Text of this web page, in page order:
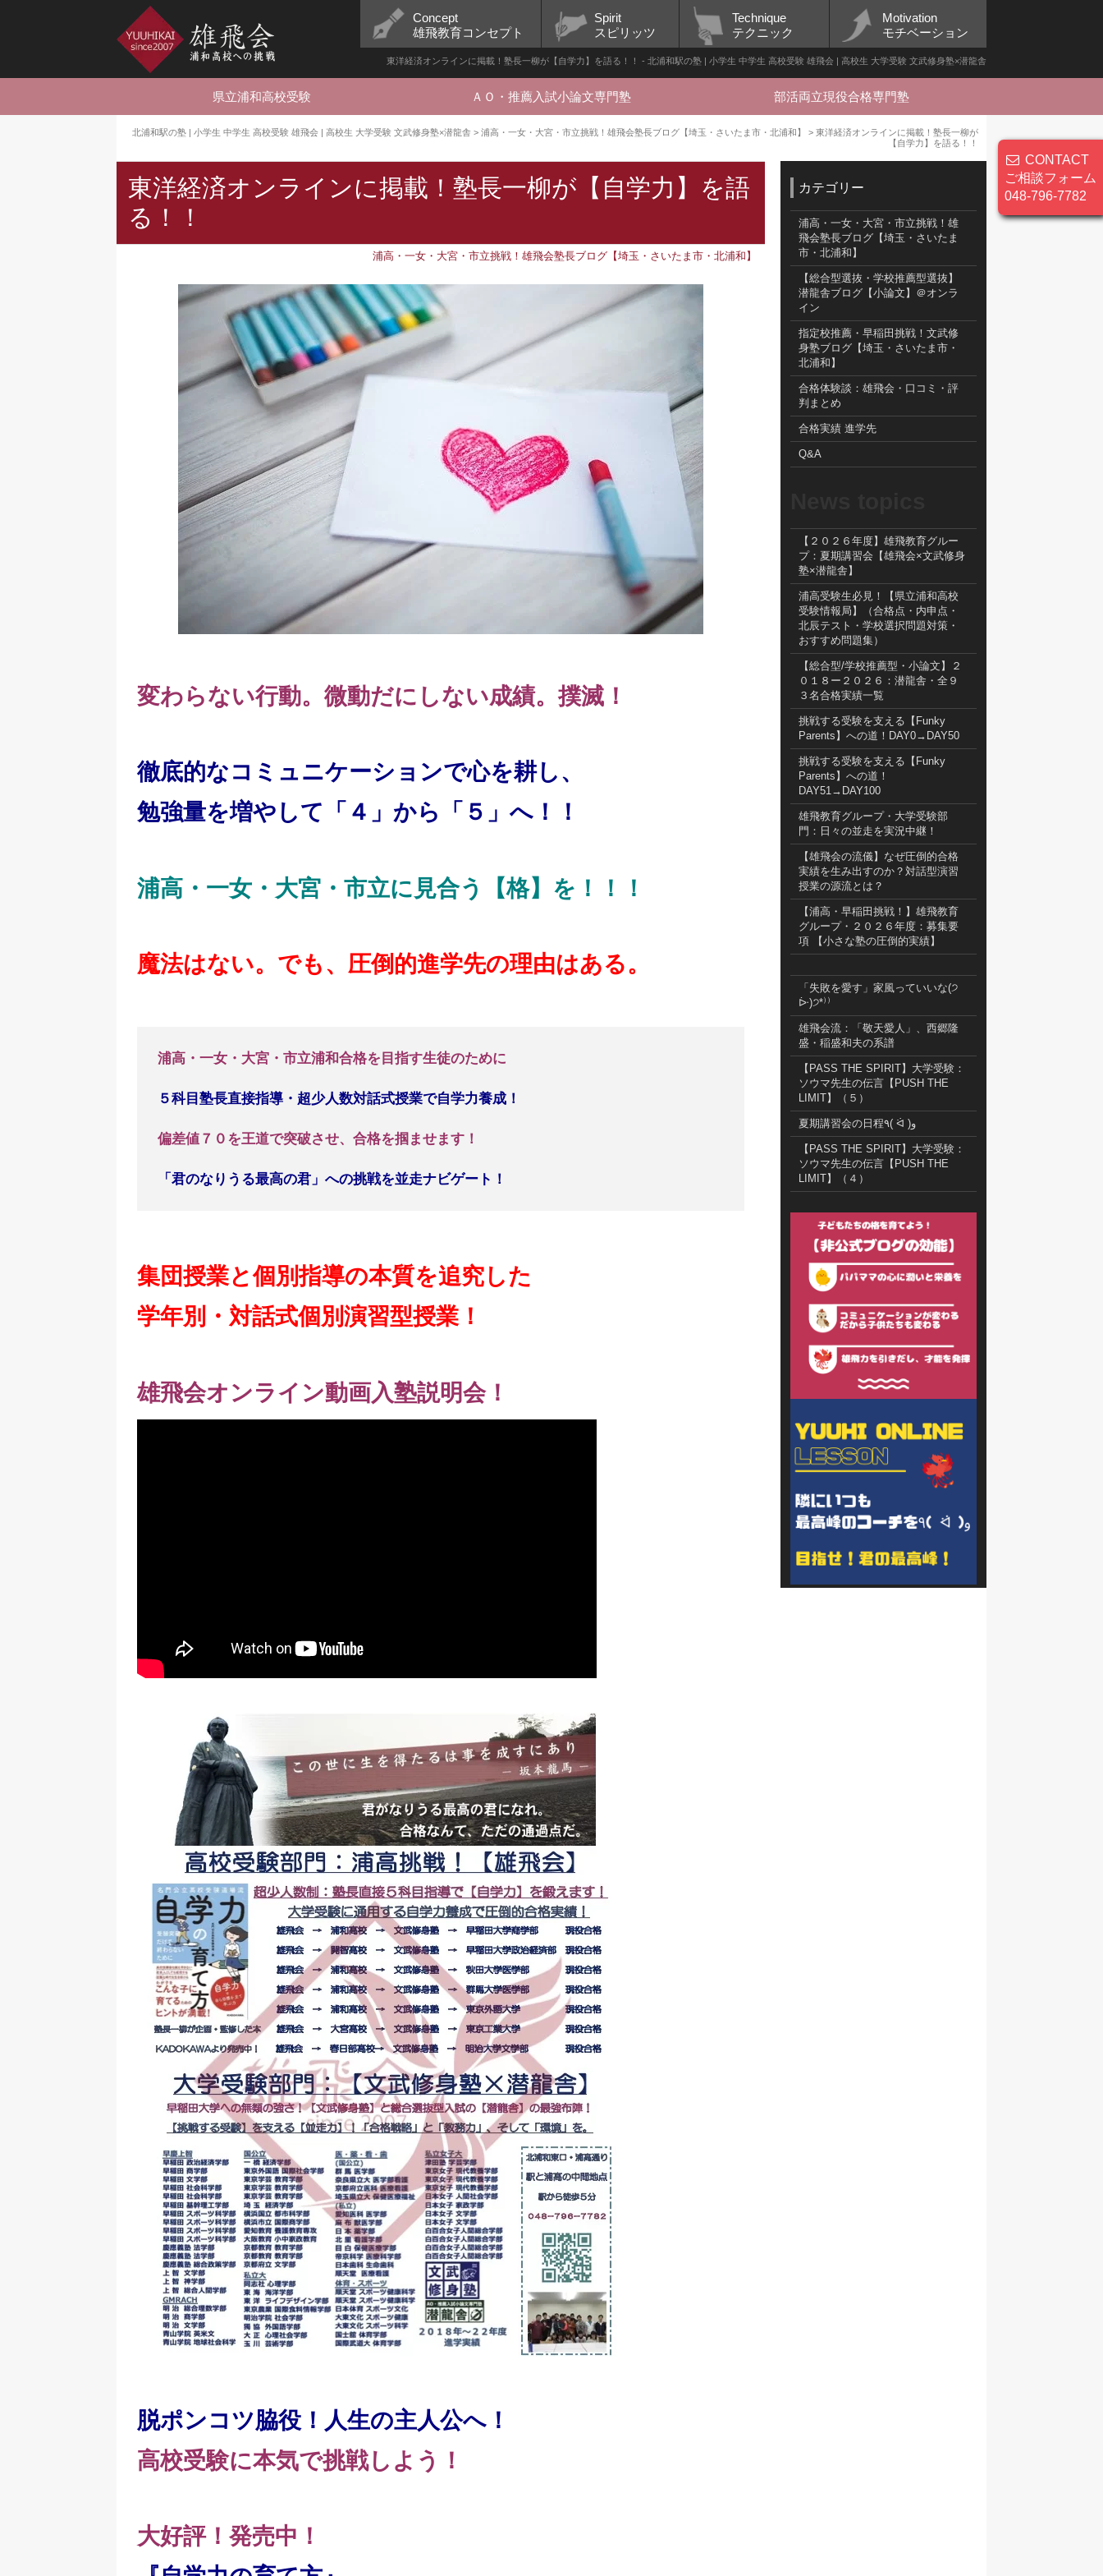
Concept
雄飛教育コンセプト
Spirit
スピリッツ
Technique
テクニック
Motivation
モチベーション
東洋経済オンラインに掲載！塾長一柳が【自学力】を語る！！ - 北浦和駅の塾 | 小学生 中学生 高校受験 雄飛会 | 高校生 大学受験 文武修身塾×潜龍舎
県立浦和高校受験 ＡＯ・推薦入試小論文専門塾 部活両立現役合格専門塾
CONTACT
ご相談フォーム
048-796-7782
北浦和駅の塾 | 小学生 中学生 高校受験 雄飛会 | 高校生 大学受験 文武修身塾×潜龍舎 > 浦高・一女・大宮・市立挑戦！雄飛会塾長ブログ【埼玉・さいたま市・北浦和】 > 東洋経済オンラインに掲載！塾長一柳が
【自学力】を語る！！
東洋経済オンラインに掲載！塾長一柳が【自学力】を語
る！！
浦高・一女・大宮・市立挑戦！雄飛会塾長ブログ【埼玉・さいたま市・北浦和】
変わらない行動。 微動だにしない成績。撲滅！
徹底的なコミュニケーションで心を耕し、
勉強量を増やして「４」から「５」へ！！
浦高・一女・大宮・市立に見合う 【格】を！！！
魔法はない。でも、圧倒的進学先の理由はある。
浦高・一女・大宮・市立浦和合格を目指す生徒のために
５科目塾長直接指導・超少人数対話式授業で自学力養成！
偏差値７０を王道で突破させ、合格を掴ませます！
「君のなりうる最高の君」への挑戦を並走ナビゲート！
集団授業と個別指導の本質を追究した
学年別・対話式個別演習型授業！
雄飛会オンライン動画入塾説明会！
脱ポンコツ脇役！人生の主人公へ！
高校受験に本気で挑戦しよう！
大好評！発売中！
カテゴリー
浦高・一女・大宮・市立挑戦！雄
飛会塾長ブログ【埼玉・さいたま
市・北浦和】
【総合型選抜・学校推薦型選抜】
潜龍舎ブログ【小論文】＠オンラ
イン
指定校推薦・早稲田挑戦！文武修
身塾ブログ【埼玉・さいたま市・
北浦和】
合格体験談：雄飛会・口コミ・評
判まとめ
合格実績 進学先
Q&A
【２０２６年度】雄飛教育グルー
プ：夏期講習会【雄飛会×文武修身
塾×潜龍舎】
浦高受験生必見！【県立浦和高校
受験情報局】（合格点・内申点・
北辰テスト・学校選択問題対策・
おすすめ問題集）
【総合型/学校推薦型・小論文】２
０１８ー２０２６：潜龍舎・全９
３名合格実績一覧
挑戦する受験を支える【Funky
Parents】への道！DAY0→DAY50
挑戦する受験を支える【Funky
Parents】への道！
DAY51→DAY100
雄飛教育グループ・大学受験部
門：日々の並走を実況中継！
【雄飛会の流儀】なぜ圧倒的合格
実績を生み出すのか？対話型演習
授業の源流とは？
【浦高・早稲田挑戦！】雄飛教育
グループ・２０２６年度：募集要
項 【小さな塾の圧倒的実績】
「失敗を愛す」家風っていいな(੭
ᐕ)੭*⁾⁾
雄飛会流：「敬天愛人」、西郷隆
盛・稲盛和夫の系譜
【PASS THE SPIRIT】大学受験：
ソウマ先生の伝言【PUSH THE
LIMIT】（５）
夏期講習会の日程٩( ᐛ )و
【PASS THE SPIRIT】大学受験：
ソウマ先生の伝言【PUSH THE
LIMIT】（４）